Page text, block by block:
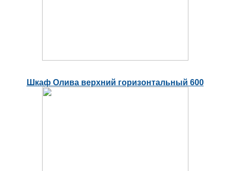
Шкаф Олива верхний горизонтальный 600